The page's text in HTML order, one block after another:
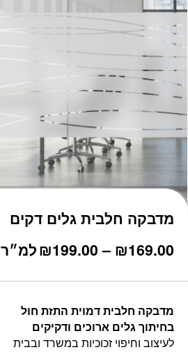
מדבקה חלבית גלים דקים
₪169.00
–
₪199.00
טווח
עד
למ״ר
מדבקה חלבית דמוית התזת חול
בחיתוך גלים ארוכים ודקיקים
לעיצוב וחיפוי זכוכיות במשרד ובבית